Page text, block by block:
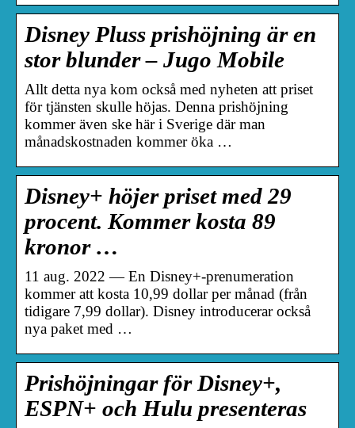
Disney Pluss prishöjning är en
stor blunder – Jugo Mobile
Allt detta nya kom också med nyheten att priset
för tjänsten skulle höjas. Denna prishöjning
kommer även ske här i Sverige där man
månadskostnaden kommer öka …
Disney+ höjer priset med 29
procent. Kommer kosta 89
kronor …
11 aug. 2022 — En Disney+-prenumeration
kommer att kosta 10,99 dollar per månad (från
tidigare 7,99 dollar). Disney introducerar också
nya paket med …
Prishöjningar för Disney+,
ESPN+ och Hulu presenteras